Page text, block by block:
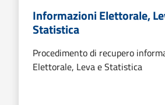
Informazioni Elettorale,
Statistica
Procedimento di recupero
Elettorale, Leva e Statistica